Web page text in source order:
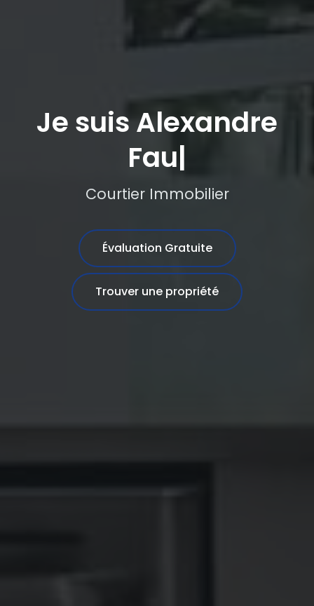
Je suis Co|
Courtier Immobilier
Évaluation Gratuite
Trouver une propriété